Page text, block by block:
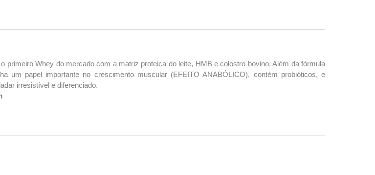
Whey do mercado com a matriz proteica do leite, HMB e colostro bovino. Além da fórmula
um papel importante no crescimento muscular (EFEITO ANABÓLICO), contém probióticos, e
irresistível e diferenciado.